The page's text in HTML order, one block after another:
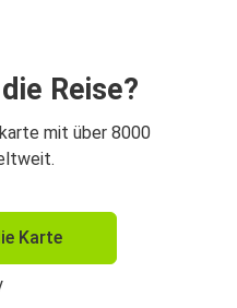
Reise?
mit über 8000
Karte